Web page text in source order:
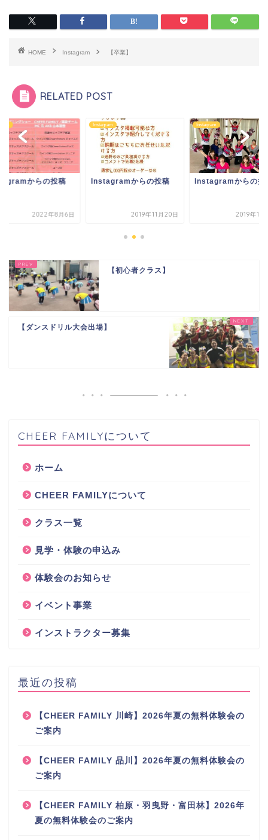
HOME Instagram 【卒業】
RELATED POST
からの投稿
2022年8月6日
Instagram
Instagramからの投稿
2019年11月20日
Instagram
Instagramからの投
2019年10
【初心者クラス】
【ダンスドリル大会出場】
CHEER FAMILYについて
ホーム
CHEER FAMILYについて
クラス一覧
見学・体験の申込み
体験会のお知らせ
イベント事業
インストラクター募集
最近の投稿
【CHEER FAMILY 川崎】2026年夏の無料体験会の
ご案内
【CHEER FAMILY 品川】2026年夏の無料体験会の
ご案内
【CHEER FAMILY 柏原・羽曳野・富田林】2026年
夏の無料体験会のご案内